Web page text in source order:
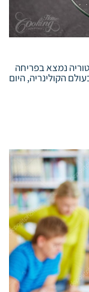
נמצא בפריחה
הקולינריה, היום